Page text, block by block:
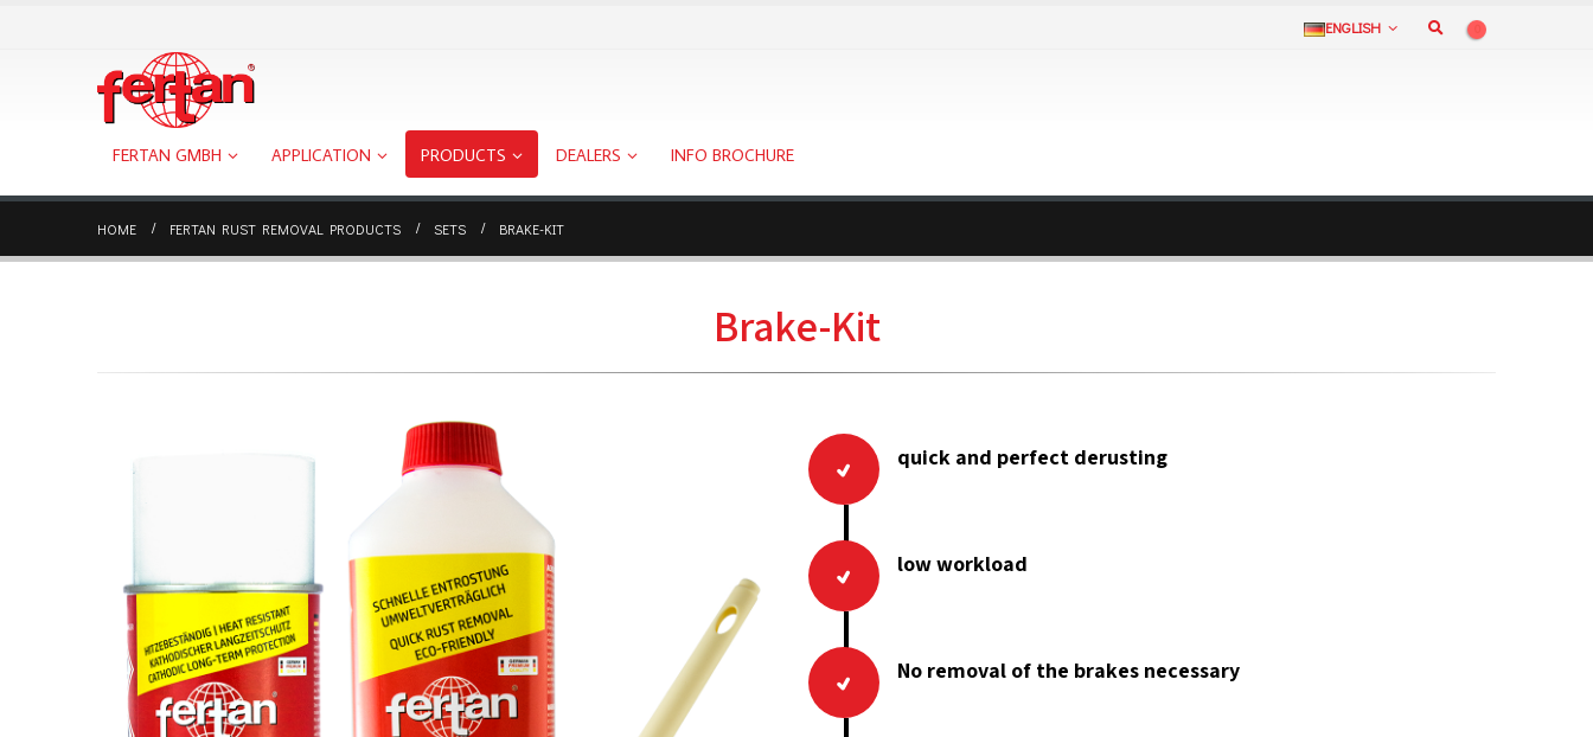
ENGLISH
FERTAN GMBH APPLICATION PRODUCTS DEALERS INFO BROCHURE
HOME FERTAN RUST REMOVAL PRODUCTS SETS BRAKE-KIT
Brake-Kit
quick and perfect derusting
low workload
No removal of the brakes necessary